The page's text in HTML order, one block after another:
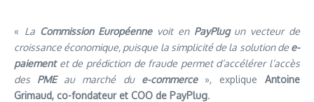
« La Commission Européennevoit en PayPlugun vecteur de
croissance économique, puisque la simplicité de la solution de e-
paiementet de prédiction de fraude permet d’accélérer l’accès
des PME au marché du e-commerce », explique Antoine
Grimaud, co-fondateur et COO de PayPlug.